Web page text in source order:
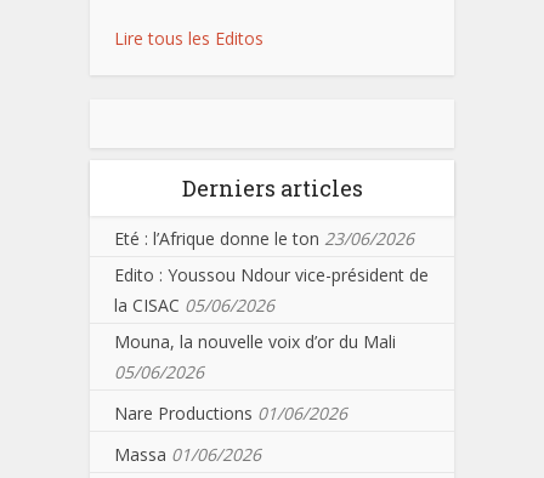
Lire tous les Editos
Derniers articles
Eté : l’Afrique donne le ton 23/06/2026
Edito : Youssou Ndour vice-président de
la CISAC 05/06/2026
Mouna, la nouvelle voix d’or du Mali
05/06/2026
Nare Productions 01/06/2026
Massa 01/06/2026